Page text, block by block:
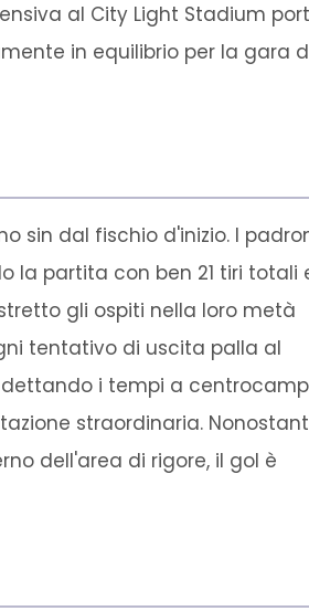
al City Light Stadium
in equilibrio per la gara
sin dal fischio d'inizio. I
la partita con ben 21 tiri totali
gli ospiti nella loro metà
tentativo di uscita palla al
i tempi a
straordinaria.
dell'area di rigore, il gol è